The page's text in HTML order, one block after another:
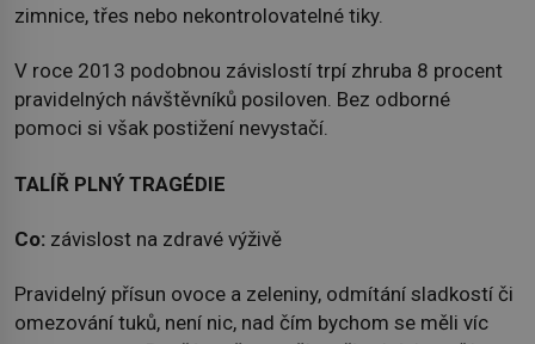
zimnice, třes nebo nekontrolovatelné tiky.
V roce 2013 podobnou závislostí trpí zhruba 8 procent
pravidelných návštěvníků posiloven. Bez odborné
pomoci si však postižení nevystačí.
TALÍŘ PLNÝ TRAGÉDIE
Co: závislost na zdravé výživě
Pravidelný přísun ovoce a zeleniny, odmítání sladkostí či
omezování tuků, není nic, nad čím bychom se měli víc